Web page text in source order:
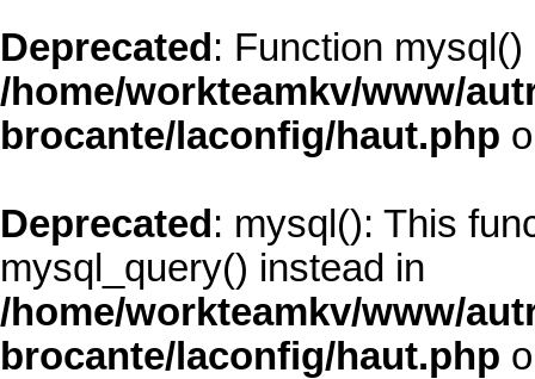
Deprecated : Function
/home/workteamkv/www/
brocante/laconfig/haut.php
Deprecated : mysql(): This
mysql_query() instead in
/home/workteamkv/www/
brocante/laconfig/haut.php